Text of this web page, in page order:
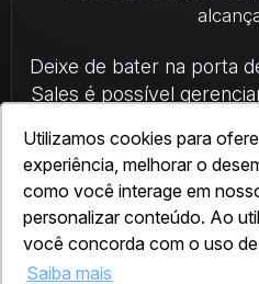
Utilizamos cookies para
experiência, melhorar o
como você interage em
personalizar conteúdo. Ao
você concorda com o uso
Saiba mais
Deixe de bater na porta
Sales é possível
Receber